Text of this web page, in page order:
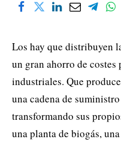
Los hay que distribuyen
un gran ahorro de
industriales. Que
una cadena de
transformando sus
una planta de biogás,